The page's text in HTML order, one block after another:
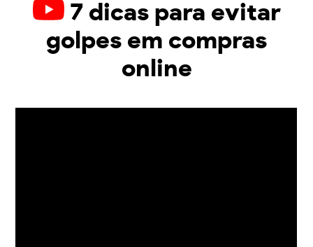
7 dicas para evitar
golpes em compras
online